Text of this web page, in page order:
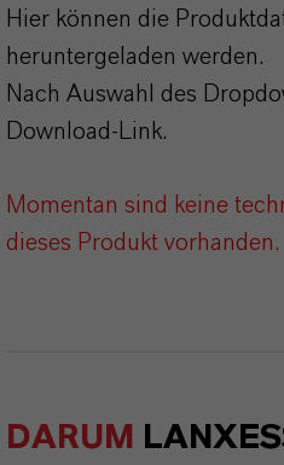
Hier können die
heruntergeladen werden.
Nach Auswahl des
Download-Link.
Momentan sind keine
dieses Produkt vorhanden.
DARUM